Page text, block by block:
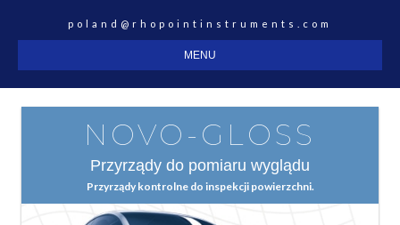
poland@rhopointinstruments.com
MENU
NOVO-GLOSS
Przyrządy do pomiaru wyglądu
Przyrządy kontrolne do inspekcji powierzchni.